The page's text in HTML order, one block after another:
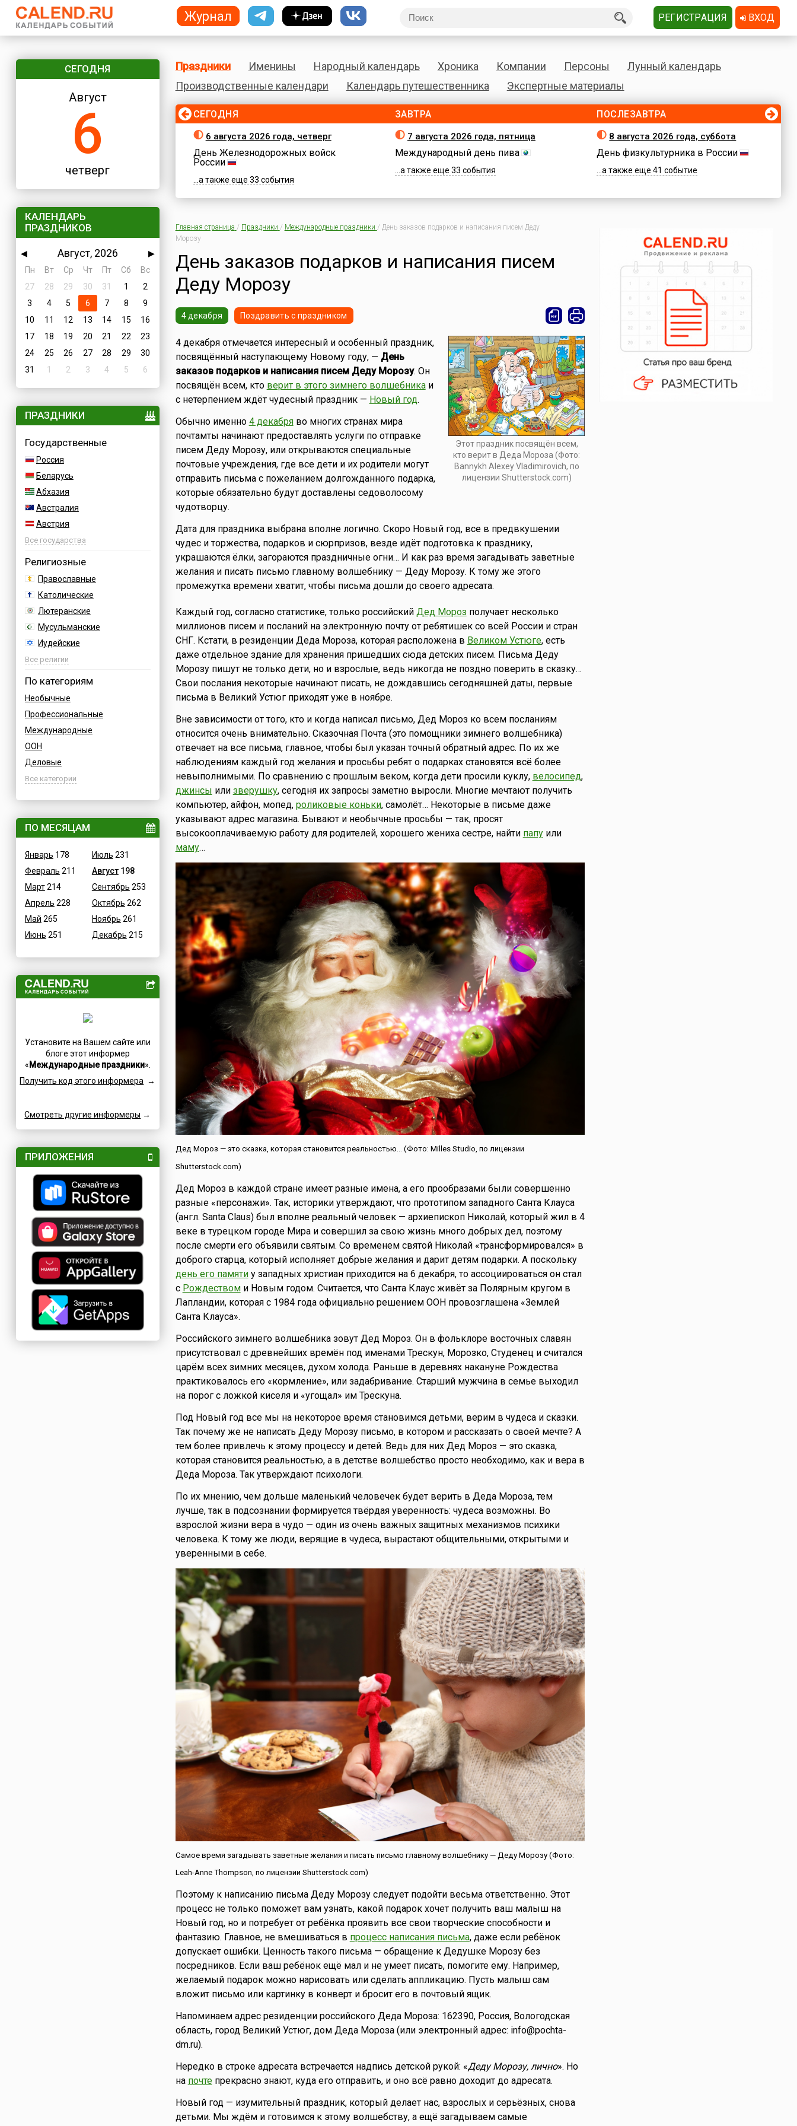
СЕГОДНЯ
Август
6
четверг
КАЛЕНДАРЬ
ПРАЗДНИКОВ
◀ Август, 2026
▶
Пн
Вт Ср Чт Пт Сб
Вс
27
28 29 30 31 1
2
3
4 5 6 7 8
9
10
11 12 13 14 15
16
17
18 19 20 21 22
23
24
25 26 27 28 29
30
31
1 2 3 4 5 6
ПРАЗДНИКИ
Государственные
Россия
Беларусь
Абхазия
Австралия
Австрия
Азербайджан
Босния
Бразилия
Великобритания
Венгрия
Вьетнам
Германия
Греция
Египет
Израиль
Индия
Иордания
Ирак
Иран
Ирландия
Исландия
Италия
Канада
Катар
Кипр
Коми
Коста-Рика
Куба
Кыргызстан
Лаос
Латвия
Ливан
Литва
Люксембург
Мадагаскар
Македония
Мексика
Молдова
Нигерия
Все государства
Религиозные
Православные
Католические
Лютеранские
Мусульманские
Иудейские
Буддийские
Все религии
По категориям
Необычные
Профессиональные
Международные
ООН
Деловые
Дни воинской славы России
ВОВ
Гастрономические
Детские
В честь икон
Дни памяти святых
Конституционные
Культурные
Научно-технические
Посты
Семейные
Сетевые
Спортивные
Турниры
Творческие
Учительские
Фестивали
Финансовые
Флотские
Экологические
Юридические
Языковые
Все категории
ПО МЕСЯЦАМ
Январь 178
Февраль 211
Март214
Апрель 228
Май 265
Июнь 251
Июль 231
Август198
Сентябрь 253
Октябрь 262
Ноябрь 261
Декабрь 215
Установите на Вашем сайте или
блоге этот информер
« Международные праздники».
Получить код этого информера →
Смотреть другие информеры →
ПРИЛОЖЕНИЯ
Праздники Именины Народный календарь Хроника Компании Персоны
Лунный календарь
Производственные календари
Календарь путешественника Экспертные материалы
СЕГОДНЯ
6 августа 2026 года, четверг
День Железнодорожных войск
России
...а также еще 33 события
ЗАВТРА
7 августа 2026 года, пятница
Международный день пива
...а также еще 33 события
ПОСЛЕЗАВТРА
8 августа 2026 года, суббота
День физкультурника в России
...а также еще 41 событие
Главная страница / Праздники / Международные праздники / День заказов подарков и написания писем Деду
Морозу
День заказов подарков и написания писем
Деду Морозу
4 декабря Поздравить с праздником
Этот праздник посвящён всем,
кто верит в Деда Мороза (Фото:
Bannykh Alexey Vladimirovich, по
лицензии Shutterstock.com)
4 декабря отмечается интересный и особенный праздник,
посвящённый наступающему Новому году, — День
заказов подарков и написания писем Деду Морозу. Он
посвящён всем, кто верит в этого зимнего волшебникаи
с нетерпением ждёт чудесный праздник — Новый год.
Обычно именно 4 декабряво многих странах мира
почтамты начинают предоставлять услуги по отправке
писем Деду Морозу, или открываются специальные
почтовые учреждения, где все дети и их родители могут
отправить письма с пожеланием долгожданного подарка,
которые обязательно будут доставлены седоволосому
чудотворцу.
Дата для праздника выбрана вполне логично. Скоро Новый год, все в предвкушении
чудес и торжества, подарков и сюрпризов, везде идёт подготовка к празднику,
украшаются ёлки, загораются праздничные огни… И как раз время загадывать заветные
желания и писать письмо главному волшебнику — Деду Морозу. К тому же этого
промежутка времени хватит, чтобы письма дошли до своего адресата.
Каждый год, согласно статистике, только российский Дед Мороз получает несколько
миллионов писем и посланий на электронную почту от ребятишек со всей России и стран
СНГ. Кстати, в резиденции Деда Мороза, которая расположена в Великом Устюге, есть
даже отдельное здание для хранения пришедших сюда детских писем. Письма Деду
Морозу пишут не только дети, но и взрослые, ведь никогда не поздно поверить в сказку…
Свои послания некоторые начинают писать, не дождавшись сегодняшней даты, первые
письма в Великий Устюг приходят уже в ноябре.
Вне зависимости от того, кто и когда написал письмо, Дед Мороз ко всем посланиям
относится очень внимательно. Сказочная Почта (это помощники зимнего волшебника)
отвечает на все письма, главное, чтобы был указан точный обратный адрес. По их же
наблюдениям каждый год желания и просьбы ребят о подарках становятся всё более
невыполнимыми. По сравнению с прошлым веком, когда дети просили куклу, велосипед,
джинсы или зверушку, сегодня их запросы заметно выросли. Многие мечтают получить
компьютер, айфон, мопед, роликовые коньки, самолёт… Некоторые в письме даже
указывают адрес магазина. Бывают и необычные просьбы — так, просят
высокооплачиваемую работу для родителей, хорошего жениха сестре, найти папуили
маму…
Дед Мороз — это сказка, которая становится реальностью... (Фото: Milles Studio, по лицензии
Shutterstock.com)
Дед Мороз в каждой стране имеет разные имена, а его прообразами были совершенно
разные «персонажи». Так, историки утверждают, что прототипом западного Санта Клауса
(англ. Santa Claus) был вполне реальный человек — архиепископ Николай, который жил в 4
веке в турецком городе Мира и совершил за свою жизнь много добрых дел, поэтому
после смерти его объявили святым. Со временем святой Николай «трансформировался» в
доброго старца, который исполняет добрые желания и дарит детям подарки. А поскольку
день его памятиу западных христиан приходится на 6 декабря, то ассоциироваться он стал
с Рождествоми Новым годом. Считается, что Санта Клаус живёт за Полярным кругом в
Лапландии, которая с 1984 года официально решением ООН провозглашена «Землей
Санта Клауса».
Российского зимнего волшебника зовут Дед Мороз. Он в фольклоре восточных славян
присутствовал с древнейших времён под именами Трескун, Морозко, Студенец и считался
царём всех зимних месяцев, духом холода. Раньше в деревнях накануне Рождества
практиковалось его «кормление», или задабривание. Старший мужчина в семье выходил
на порог с ложкой киселя и «угощал» им Трескуна.
Под Новый год все мы на некоторое время становимся детьми, верим в чудеса и сказки.
Так почему же не написать Деду Морозу письмо, в котором и рассказать о своей мечте? А
тем более привлечь к этому процессу и детей. Ведь для них Дед Мороз — это сказка,
которая становится реальностью, а в детстве волшебство просто необходимо, как и вера в
Деда Мороза. Так утверждают психологи.
По их мнению, чем дольше маленький человечек будет верить в Деда Мороза, тем
лучше, так в подсознании формируется твёрдая уверенность: чудеса возможны. Во
взрослой жизни вера в чудо — один из очень важных защитных механизмов психики
человека. К тому же люди, верящие в чудеса, вырастают общительными, открытыми и
уверенными в себе.
Самое время загадывать заветные желания и писать письмо главному волшебнику — Деду Морозу (Фото:
Leah-Anne Thompson, по лицензии Shutterstock.com)
Поэтому к написанию письма Деду Морозу следует подойти весьма ответственно. Этот
процесс не только поможет вам узнать, какой подарок хочет получить ваш малыш на
Новый год, но и потребует от ребёнка проявить все свои творческие способности и
фантазию. Главное, не вмешиваться в процесс написания письма, даже если ребёнок
допускает ошибки. Ценность такого письма — обращение к Дедушке Морозу без
посредников. Если ваш ребёнок ещё мал и не умеет писать, помогите ему. Например,
желаемый подарок можно нарисовать или сделать аппликацию. Пусть малыш сам
вложит письмо или картинку в конверт и бросит его в почтовый ящик.
Напоминаем адрес резиденции российского Деда Мороза: 162390, Россия, Вологодская
область, город Великий Устюг, дом Деда Мороза (или электронный адрес: info@pochta-
dm.ru).
Нередко в строке адресата встречается надпись детской рукой: «Деду Морозу, лично». Но
на почтепрекрасно знают, куда его отправить, и оно всё равно доходит до адресата.
Новый год — изумительный праздник, который делает нас, взрослых и серьёзных, снова
детьми. Мы ждём и готовимся к этому волшебству, а ещё загадываем самые
Журнал РЕГИСТРАЦИЯ ВХОД